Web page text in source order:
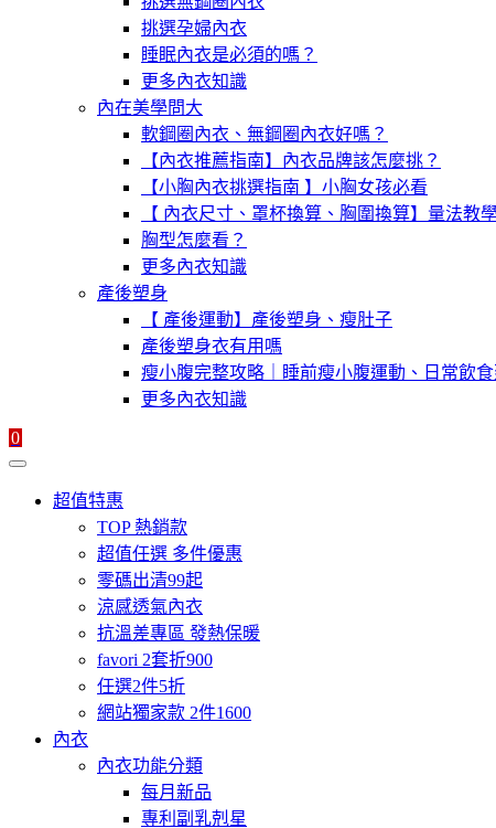
挑選孕婦內衣
睡眠內衣是必須的嗎？
更多內衣知識
內在美學問大
軟鋼圈內衣、無鋼圈內衣好嗎？
【內衣推薦指南】內衣品牌該怎麼挑？
【小胸內衣挑選指南 】小胸女孩必看
【 內衣尺寸、罩杯換算、胸圍換算】量法教
胸型怎麼看？
更多內衣知識
產後塑身
【 產後運動】產後塑身、瘦肚子
產後塑身衣有用嗎
瘦小腹完整攻略｜睡前瘦小腹運動、日常飲
更多內衣知識
0
超值特惠
TOP 熱銷款
超值任選 多件優惠
零碼出清99起
涼感透氣內衣
抗溫差專區 發熱保暖
favori 2套折900
任選2件5折
網站獨家款 2件1600
內衣
內衣功能分類
每月新品
專利副乳剋星